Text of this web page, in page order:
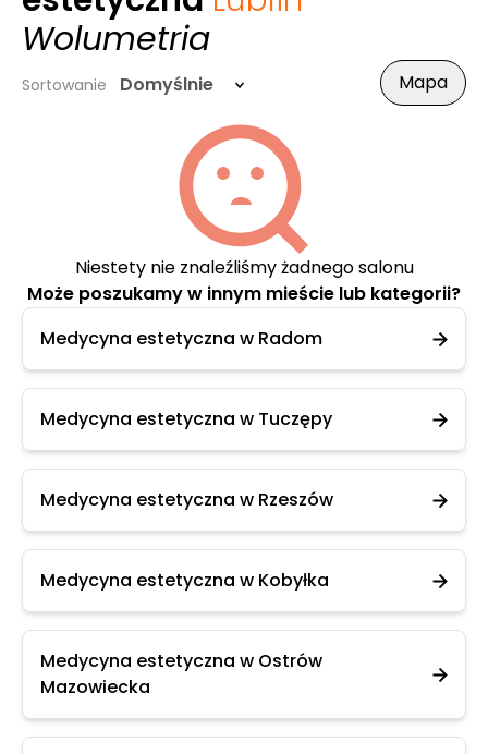
Wolumetria
Sortowanie Domyślnie Mapa
Niestety nie znaleźliśmy żadnego salonu
Może poszukamy w innym mieście lub kategorii?
Medycyna estetyczna w Radom
Medycyna estetyczna w Tuczępy
Medycyna estetyczna w Rzeszów
Medycyna estetyczna w Kobyłka
Medycyna estetyczna w Ostrów
Mazowiecka